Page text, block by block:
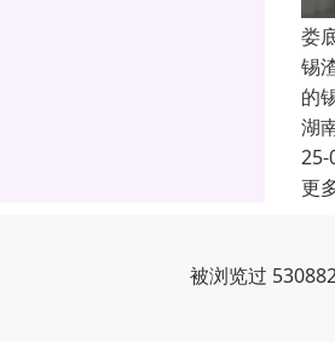
娄
锡
的
湖
25-
更
被浏览过